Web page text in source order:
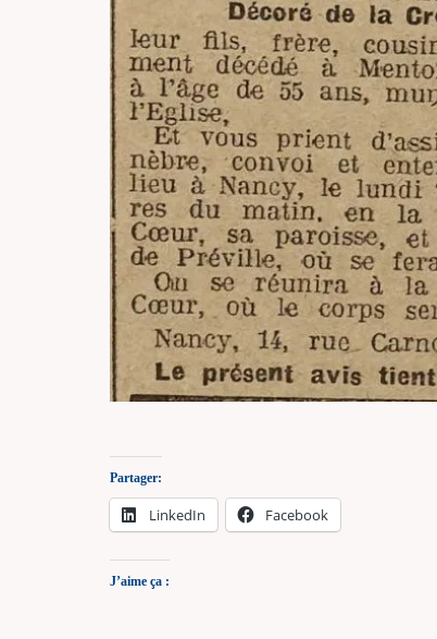
Partager:
LinkedIn Facebook
J’aime ça :